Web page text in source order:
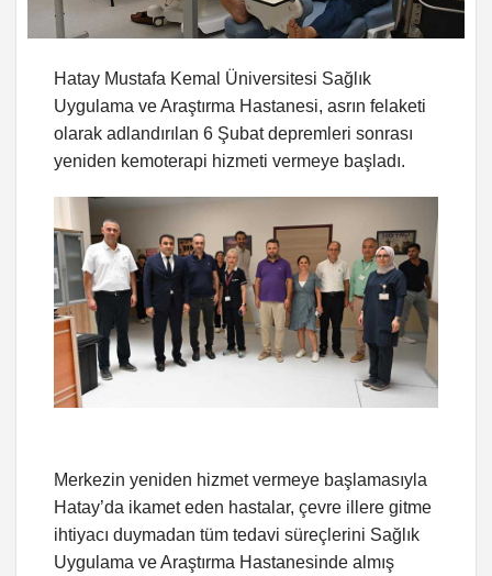
Hatay Mustafa Kemal Üniversitesi Sağlık
Uygulama ve Araştırma Hastanesi, asrın felaketi
olarak adlandırılan 6 Şubat depremleri sonrası
yeniden kemoterapi hizmeti vermeye başladı.
Merkezin yeniden hizmet vermeye başlamasıyla
Hatay’da ikamet eden hastalar, çevre illere gitme
ihtiyacı duymadan tüm tedavi süreçlerini Sağlık
Uygulama ve Araştırma Hastanesinde almış